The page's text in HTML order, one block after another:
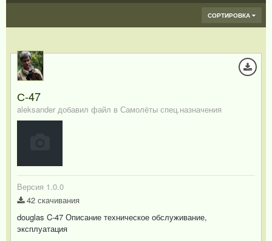
СОРТИРОВКА
С-47
aleksander добавил файл в Самолёты спец.назначения
Версия 1.0.0
42 скачивания
douglas C-47 Описание техническое обслуживание,
эксплуатация